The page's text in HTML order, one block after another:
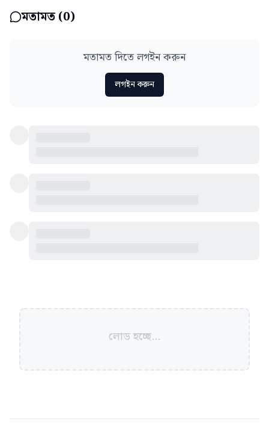
মতামত (0)
মতামত দিতে লগইন করুন
লগইন করুন
লোড হচ্ছে...